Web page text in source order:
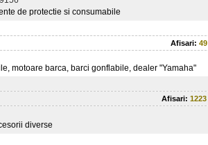
de protectie si consumabile
Afisari: 49
motoare barca, barci gonflabile, dealer "Yamaha"
Afisari: 1223
diverse